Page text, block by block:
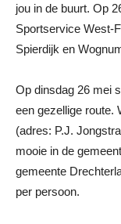
jou in de buurt. Op
Sportservice West-
Spierdijk en
Op dinsdag 26 mei
een gezellige route.
(adres: P.J.
mooie in de
gemeente
per persoon.